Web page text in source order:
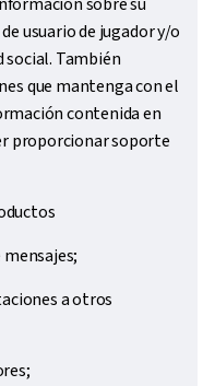
usuario de jugador y/o
social. También
que mantenga con el
contenida en
proporcionar soporte
a otros